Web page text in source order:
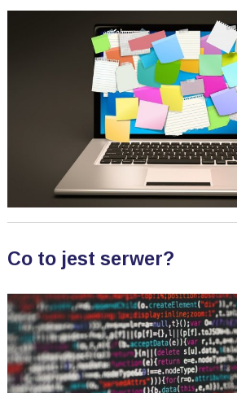
Co to jest serwer?